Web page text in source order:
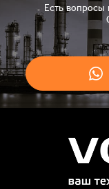
Заказ
Есть вопросы